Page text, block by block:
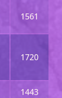
1561
1720
1443